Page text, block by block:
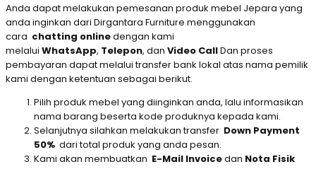
Anda dapat melakukan pemesanan produk mebel Jepara yang
anda inginkan dari Dirgantara Furniture menggunakan
cara chatting onlinedengan kami
melalui WhatsApp, Telepon, dan Video CallDan proses
pembayaran dapat melalui transfer bank lokal atas nama pemilik
kami dengan ketentuan sebagai berikut.
Pilih produk mebel yang diinginkan anda, lalu informasikan
nama barang beserta kode produknya kepada kami.
Selanjutnya silahkan melakukan transfer Down Payment
50% dari total produk yang anda pesan.
Kami akan membuatkan E-Mail Invoicedan Nota Fisik